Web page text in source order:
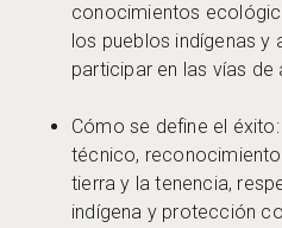
conocimientos
los pueblos indígenas y
participar en las vías
Cómo se define el
técnico,
tierra y la tenencia,
indígena y protección